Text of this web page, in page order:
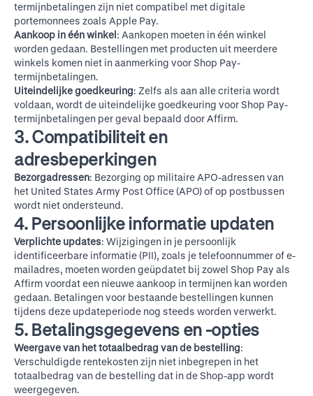
termijnbetalingen zijn niet compatibel met digitale
portemonnees zoals Apple Pay.
Aankoop in één winkel: Aankopen moeten in één winkel
worden gedaan. Bestellingen met producten uit meerdere
winkels komen niet in aanmerking voor Shop Pay-
termijnbetalingen.
Uiteindelijke goedkeuring: Zelfs als aan alle criteria wordt
voldaan, wordt de uiteindelijke goedkeuring voor Shop Pay-
termijnbetalingen per geval bepaald door Affirm.
3. Compatibiliteit en
adresbeperkingen
Bezorgadressen: Bezorging op militaire APO-adressen van
het United States Army Post Office (APO) of op postbussen
wordt niet ondersteund.
4. Persoonlijke informatie updaten
Verplichte updates: Wijzigingen in je persoonlijk
identificeerbare informatie (PII), zoals je telefoonnummer of e-
mailadres, moeten worden geüpdatet bij zowel Shop Pay als
Affirm voordat een nieuwe aankoop in termijnen kan worden
gedaan. Betalingen voor bestaande bestellingen kunnen
tijdens deze updateperiode nog steeds worden verwerkt.
5. Betalingsgegevens en -opties
Weergave van het totaalbedrag van de bestelling:
Verschuldigde rentekosten zijn niet inbegrepen in het
totaalbedrag van de bestelling dat in de Shop-app wordt
weergegeven.